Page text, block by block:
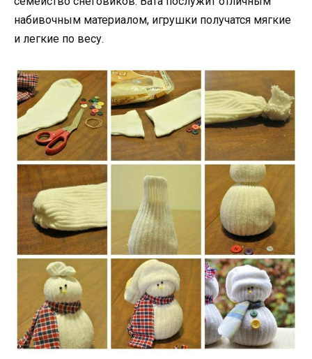
набивочным материалом, игрушки получатся мягкие
и легкие по весу.